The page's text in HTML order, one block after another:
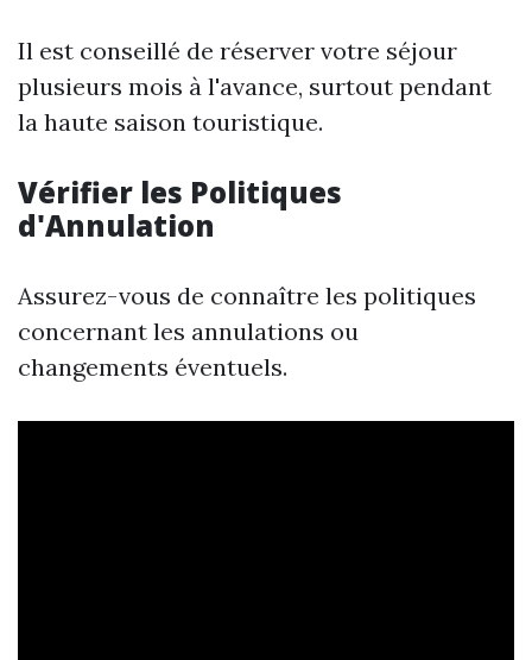
Il est conseillé de réserver votre séjour
plusieurs mois à l'avance, surtout pendant
la haute saison touristique.
Vérifier les Politiques
d'Annulation
Assurez-vous de connaître les politiques
concernant les annulations ou
changements éventuels.